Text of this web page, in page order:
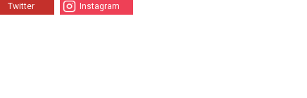
Twitter Instagram